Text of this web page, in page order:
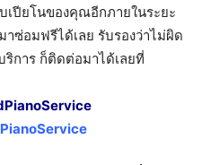
เปียโนของคุณอีกภายในระยะ
าซ่อมฟรีได้เลย รับรองว่าไม่ผิด
การ ก็ติดต่อมาได้เลยที่